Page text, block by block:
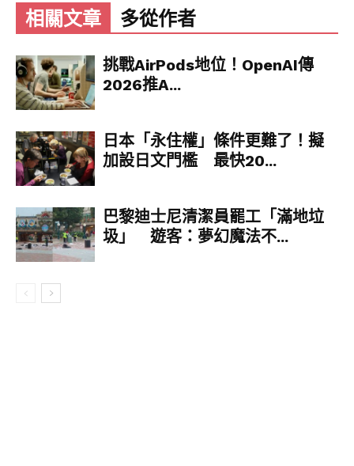
相關文章 多從作者
挑戰AirPods地位！OpenAI傳
2026推A...
日本「永住權」條件更難了！擬
加設日文門檻 最快20...
巴黎迪士尼清潔員罷工「滿地垃
圾」 遊客：夢幻魔法不...